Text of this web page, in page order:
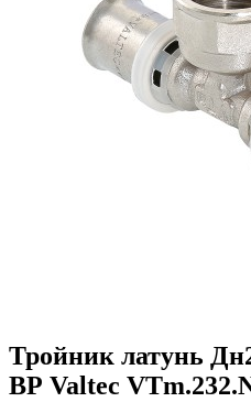
Тройник латунь
ВР Valtec